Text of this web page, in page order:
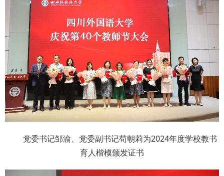
党委书记邹渝、党委副书记苟朝莉为2024年度学校教书
育人楷模颁发证书